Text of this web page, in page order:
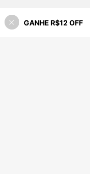
55% OFF!
GANHE R$12 OFF